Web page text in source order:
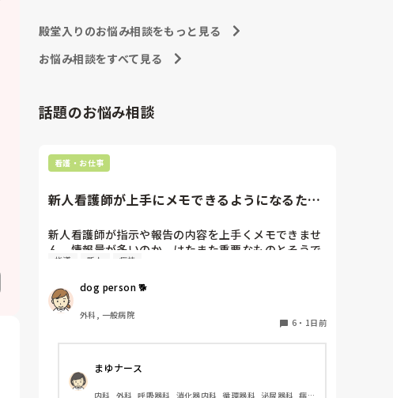
患者14人とか受け持つことも当たり前な感じです。
朝の情報収集にも時間がかかり、結果、患者のことが
わからないという状況になります。新人も放置される
をした事がなく、やり方がわからない新人さんが、先
言われていて、そんな無茶な…と思いました。
新人さんが可愛そう、と感じることもある反面、ペア
びり記録していて、「(処置を)やったことあるの？無
けても、「記録終わってないんで」と。。。
早く色々覚えたい！という、意欲があまり感じられ
ず…これはPNS云々よりも、その新人の性格かな？と
た。。。時代柄でしょうか？？
私はどちらかといえば、PNSは好きじゃありません。
でもPNSでやれというからには、もっと業務量に見合
PNSもそうじゃないのも経験している方は、どちらの
に業務をこなしている人もいます。意欲的でない新人も
昔からいますのでね🎵とどのつまり看護師が自分の仕事
で、昔は良かったよしか言えませんが、今と比べると個
タに出来るでしょうか⁉️物事の良し悪しの批判は簡単で
抱えるのは到底ムリですね🎵ならば皆で抱えましょうね
🎵僕の持論ですけど、頑張って👊😆🎵
殿堂入りのお悩み相談をもっと見る
お悩み相談をすべて見る
話題のお悩み相談
看護・お仕事
新人看護師が上手にメモできるようになるため
新人看護師が指示や報告の内容を上手くメモできませ
ん。情報量が多いのか、はたまた重要なものとそうで
ないものの仕分けができないのか…  肝心な事柄を逃
か？　出来るだけゆっくり指示・報告するよう皆で努
力しています。
指導 新人 病棟
dog person 🐕
外科, 一般病院
6 ・ 1日前
まゆナース
内科, 外科, 呼吸器科, 消化器内科, 循環器科, 泌尿器科, 病